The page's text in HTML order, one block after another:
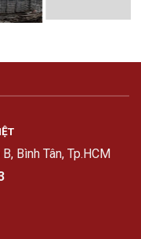
Bình Tân, Tp.HCM